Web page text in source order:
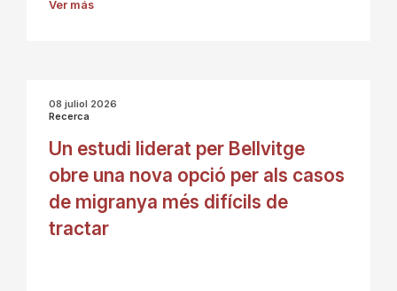
Ver más
08 juliol 2026
Recerca
Un estudi liderat per Bellvitge
obre una nova opció per als casos
de migranya més difícils de
tractar